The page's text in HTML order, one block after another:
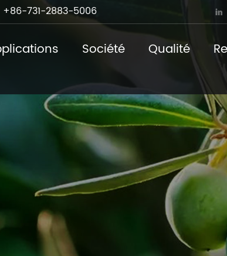
+86-731-2883-5006 
Société Qualité